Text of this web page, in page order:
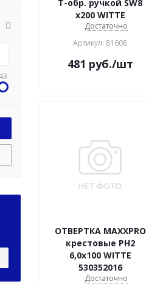
Т-обр. ручкой SW8
х200 WITTE
Достаточно
Артикул: 81608
481 руб./шт
ОТВЕРТКА MAXXPRO
крестовые PH2
6,0х100 WITTE
530352016
Достаточно